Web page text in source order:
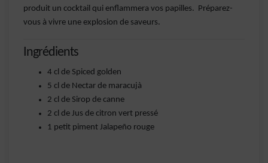
produit un cocktail qui enflammera vos papilles. Préparez-
vous à vivre une explosion de saveurs.
Ingrédients
4 cl de Spiced golden
5 cl de Nectar de maracujà
2 cl de Sirop de canne
2 cl de Jus de citron vert pressé
1 petit piment Jalapeño rouge